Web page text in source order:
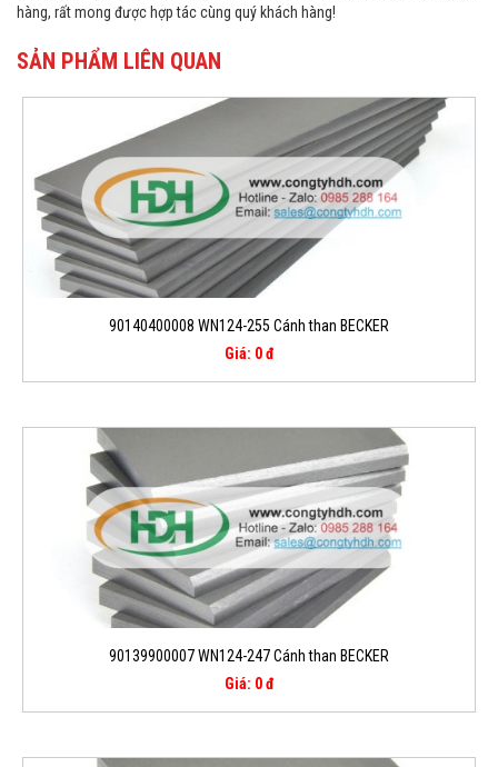
hàng, rất mong được hợp tác cùng quý khách hàng!
SẢN PHẨM LIÊN QUAN
90140400008 WN124-255 Cánh than BECKER
Giá: 0 đ
90139900007 WN124-247 Cánh than BECKER
Giá: 0 đ